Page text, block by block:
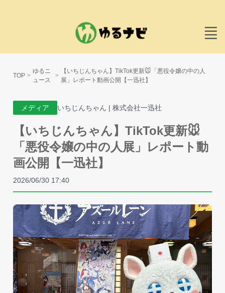
TOP
ゆるニ
ュース
【いちじんちゃん】TikTok更新🐭「悪役令嬢の中の人
展」レポート動画公開【一迅社】
メディア いちじんちゃん | 株式会社一迅社
【いちじんちゃん】TikTok更新🐭
「悪役令嬢の中の人展」レポート動
画公開【一迅社】
2026/06/30 17:40